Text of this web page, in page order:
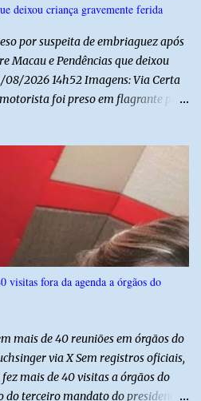
da lei.
deixou criança gravemente ferida
por suspeita de embriaguez após
Macau e Pendências que deixou
2026 14h52 Imagens: Via Certa
foi preso em flagrante por
Segundo a Polícia Militar,
opostos bateram de frente.
sinais de embriaguez, foi levado
em Mossoró, e autuado em
confirmar a presença de álcool no
No outro veículo estavam
para uma partida de futebol. O
ferimentos leves. A criança, que
gravemente ferida, precisou ser
fora da agenda a órgãos do
mais de 40 reuniões em órgãos do
via X Sem registros oficiais,
mais de 40 visitas a órgãos do
terceiro mandato do presidente